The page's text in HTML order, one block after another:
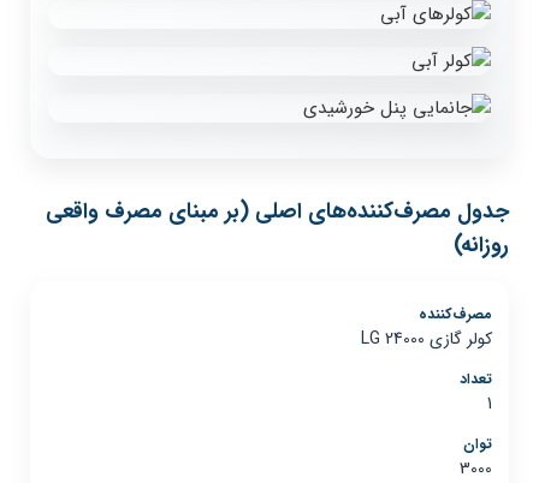
جدول مصرف‌کننده‌های اصلی (بر مبنای مصرف واقعی
روزانه)
کولر گازی LG 24000
1
3000